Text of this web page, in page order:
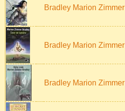
Bradley Marion Zimmer
Bradley Marion Zimmer
Bradley Marion Zimmer